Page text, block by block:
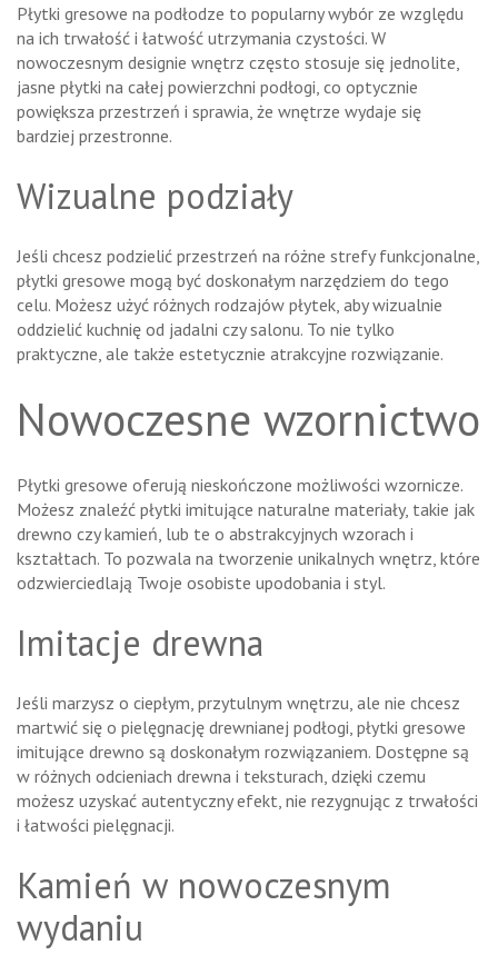
Płytki gresowe na podłodze to popularny wybór ze względu
na ich trwałość i łatwość utrzymania czystości. W
nowoczesnym designie wnętrz często stosuje się jednolite,
jasne płytki na całej powierzchni podłogi, co optycznie
powiększa przestrzeń i sprawia, że wnętrze wydaje się
bardziej przestronne.
Wizualne podziały
Jeśli chcesz podzielić przestrzeń na różne strefy funkcjonalne,
płytki gresowe mogą być doskonałym narzędziem do tego
celu. Możesz użyć różnych rodzajów płytek, aby wizualnie
oddzielić kuchnię od jadalni czy salonu. To nie tylko
praktyczne, ale także estetycznie atrakcyjne rozwiązanie.
Nowoczesne wzornictwo
Płytki gresowe oferują nieskończone możliwości wzornicze.
Możesz znaleźć płytki imitujące naturalne materiały, takie jak
drewno czy kamień, lub te o abstrakcyjnych wzorach i
kształtach. To pozwala na tworzenie unikalnych wnętrz, które
odzwierciedlają Twoje osobiste upodobania i styl.
Imitacje drewna
Jeśli marzysz o ciepłym, przytulnym wnętrzu, ale nie chcesz
martwić się o pielęgnację drewnianej podłogi, płytki gresowe
imitujące drewno są doskonałym rozwiązaniem. Dostępne są
w różnych odcieniach drewna i teksturach, dzięki czemu
możesz uzyskać autentyczny efekt, nie rezygnując z trwałości
i łatwości pielęgnacji.
Kamień w nowoczesnym
wydaniu